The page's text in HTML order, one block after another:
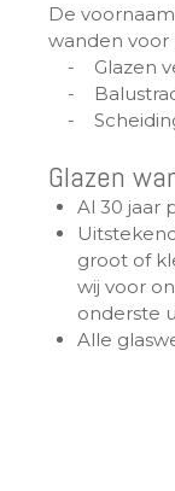
De
wanden voor
- Glazen
-
-
Glazen
Al 30 jaar
groot of
wij voor
onderste
Alle